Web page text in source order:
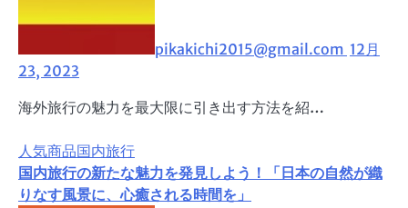
pikakichi2015@gmail.com 12月
23, 2023
海外旅行の魅力を最大限に引き出す方法を紹…
人気商品国内旅行
国内旅行の新たな魅力を発見しよう！「日本の自然が織
りなす風景に、心癒される時間を」